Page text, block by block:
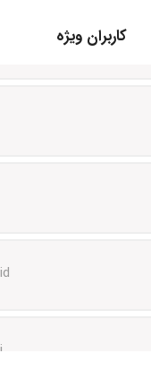
کاربران ویژه